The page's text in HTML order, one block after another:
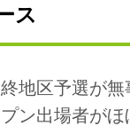
ス
地区予選が無
ン出場者がほ